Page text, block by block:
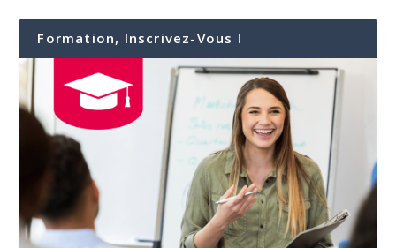
Formation, Inscrivez-Vous !